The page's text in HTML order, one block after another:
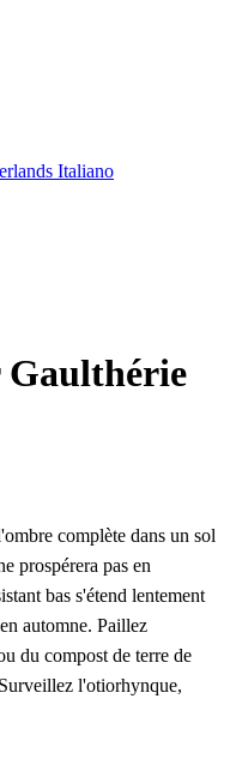
Italiano
complète dans un sol
prospérera pas en
bas s'étend lentement
automne. Paillez
du compost de terre de
l'otiorhynque,